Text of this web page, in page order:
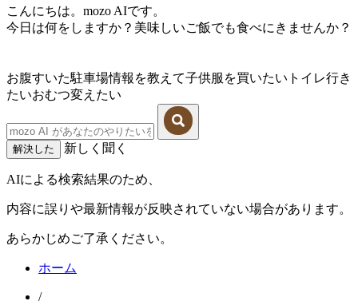
こんにちは。mozo AIです。
今日は何をしますか？美味しいご飯でも食べにきませんか？
お腹すいた駐車場情報を教えて子供服を買いたい トイレ行き
たいおむつ変えたい
解決した 新しく聞く
AIによる検索結果のため、
内容に誤りや最新情報が反映されていない場合があります。
あらかじめご了承ください。
ホーム
/